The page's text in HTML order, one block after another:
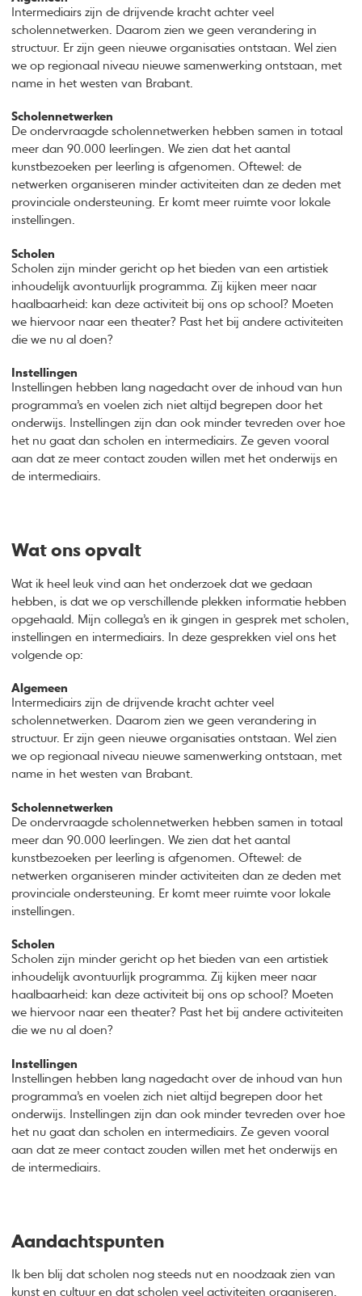
Intermediairs zijn de drijvende kracht achter veel
scholennetwerken. Daarom zien we geen verandering in
structuur. Er zijn geen nieuwe organisaties ontstaan. Wel zien
we op regionaal niveau nieuwe samenwerking ontstaan, met
name in het westen van Brabant.
Scholennetwerken
De ondervraagde scholennetwerken hebben samen in totaal
meer dan 90.000 leerlingen. We zien dat het aantal
kunstbezoeken per leerling is afgenomen. Oftewel: de
netwerken organiseren minder activiteiten dan ze deden met
provinciale ondersteuning. Er komt meer ruimte voor lokale
instellingen.
Scholen
Scholen zijn minder gericht op het bieden van een artistiek
inhoudelijk avontuurlijk programma. Zij kijken meer naar
haalbaarheid: kan deze activiteit bij ons op school? Moeten
we hiervoor naar een theater? Past het bij andere activiteiten
die we nu al doen?
Instellingen
Instellingen hebben lang nagedacht over de inhoud van hun
programma’s en voelen zich niet altijd begrepen door het
onderwijs. Instellingen zijn dan ook minder tevreden over hoe
het nu gaat dan scholen en intermediairs. Ze geven vooral
aan dat ze meer contact zouden willen met het onderwijs en
de intermediairs.
Wat ons opvalt
Wat ik heel leuk vind aan het onderzoek dat we gedaan
hebben, is dat we op verschillende plekken informatie hebben
opgehaald. Mijn collega’s en ik gingen in gesprek met scholen,
instellingen en intermediairs. In deze gesprekken viel ons het
volgende op:
Algemeen
Intermediairs zijn de drijvende kracht achter veel
scholennetwerken. Daarom zien we geen verandering in
structuur. Er zijn geen nieuwe organisaties ontstaan. Wel zien
we op regionaal niveau nieuwe samenwerking ontstaan, met
name in het westen van Brabant.
Scholennetwerken
De ondervraagde scholennetwerken hebben samen in totaal
meer dan 90.000 leerlingen. We zien dat het aantal
kunstbezoeken per leerling is afgenomen. Oftewel: de
netwerken organiseren minder activiteiten dan ze deden met
provinciale ondersteuning. Er komt meer ruimte voor lokale
instellingen.
Scholen
Scholen zijn minder gericht op het bieden van een artistiek
inhoudelijk avontuurlijk programma. Zij kijken meer naar
haalbaarheid: kan deze activiteit bij ons op school? Moeten
we hiervoor naar een theater? Past het bij andere activiteiten
die we nu al doen?
Instellingen
Instellingen hebben lang nagedacht over de inhoud van hun
programma’s en voelen zich niet altijd begrepen door het
onderwijs. Instellingen zijn dan ook minder tevreden over hoe
het nu gaat dan scholen en intermediairs. Ze geven vooral
aan dat ze meer contact zouden willen met het onderwijs en
de intermediairs.
Aandachtspunten
Ik ben blij dat scholen nog steeds nut en noodzaak zien van
kunst en cultuur en dat scholen veel activiteiten organiseren.